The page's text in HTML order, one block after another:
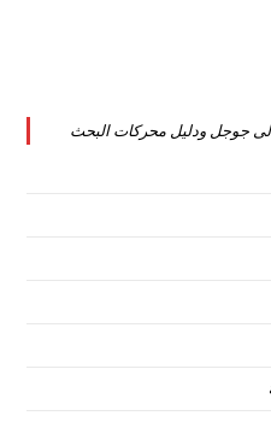
جوجل ودليل محركات البحث